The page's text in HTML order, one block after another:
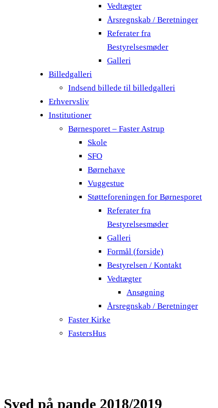
Vedtægter
Årsregnskab / Beretninger
Referater fra
Bestyrelsesmøder
Galleri
Billedgalleri
Indsend billede til billedgalleri
Erhvervsliv
Institutioner
Børnesporet – Faster Astrup
Skole
SFO
Børnehave
Vuggestue
Støtteforeningen for Børnesporet
Referater fra
Bestyrelsesmøder
Galleri
Formål (forside)
Bestyrelsen / Kontakt
Vedtægter
Ansøgning
Årsregnskab / Beretninger
Faster Kirke
FastersHus
Sved på pande 2018/2019